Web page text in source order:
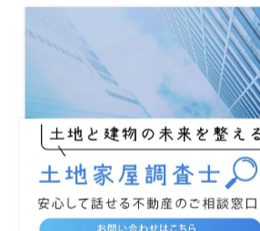
調査士は、現場での測量だけでなく
場との連携、近隣関係者との説明・
す。例えば、境界立会いの際には、
況を根拠に、双方が納得できる形で
こうした丁寧な対応が、後々のトラ
維持につながるのです。
土地家屋調査士による境界